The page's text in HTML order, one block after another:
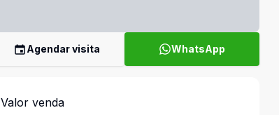
Agendar visita WhatsApp
Valor venda